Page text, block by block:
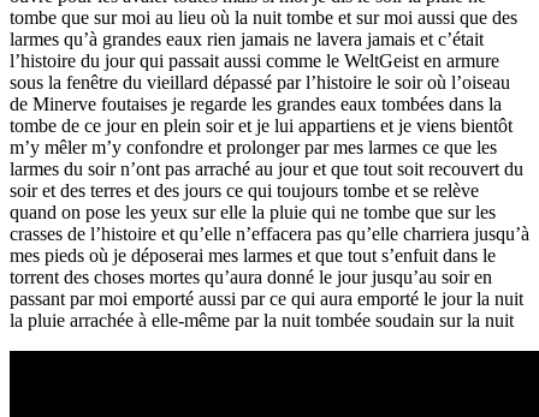
tombe que sur moi au lieu où la nuit tombe et sur moi aussi que des
larmes qu’à grandes eaux rien jamais ne lavera jamais et c’était
l’histoire du jour qui passait aussi comme le WeltGeist en armure
sous la fenêtre du vieillard dépassé par l’histoire le soir où l’oiseau
de Minerve foutaises je regarde les grandes eaux tombées dans la
tombe de ce jour en plein soir et je lui appartiens et je viens bientôt
m’y mêler m’y confondre et prolonger par mes larmes ce que les
larmes du soir n’ont pas arraché au jour et que tout soit recouvert du
soir et des terres et des jours ce qui toujours tombe et se relève
quand on pose les yeux sur elle la pluie qui ne tombe que sur les
crasses de l’histoire et qu’elle n’effacera pas qu’elle charriera jusqu’à
mes pieds où je déposerai mes larmes et que tout s’enfuit dans le
torrent des choses mortes qu’aura donné le jour jusqu’au soir en
passant par moi emporté aussi par ce qui aura emporté le jour la nuit
la pluie arrachée à elle-même par la nuit tombée soudain sur la nuit